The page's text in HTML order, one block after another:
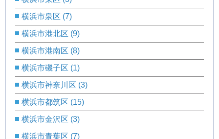
横浜市泉区 (7)
横浜市港北区 (9)
横浜市港南区 (8)
横浜市磯子区 (1)
横浜市神奈川区 (3)
横浜市都筑区 (15)
横浜市金沢区 (3)
横浜市青葉区 (7)